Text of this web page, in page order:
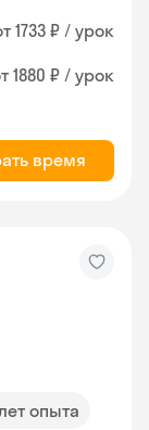
1733 ₽ / урок
1880 ₽ / урок
время
опыта